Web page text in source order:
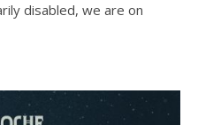
disabled, we are on